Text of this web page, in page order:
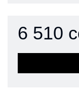
6 510